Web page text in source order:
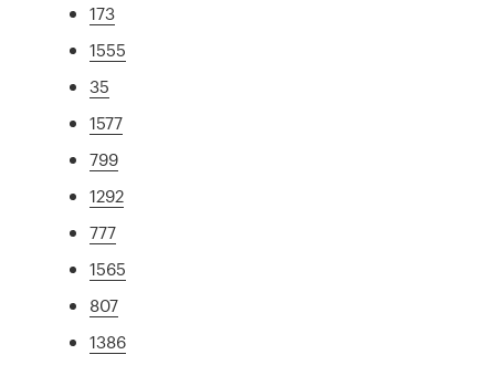
173
1555
35
1577
799
1292
777
1565
807
1386